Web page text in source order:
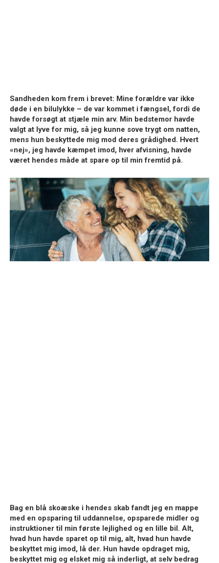
Sandheden kom frem i brevet: Mine forældre var ikke
døde i en bilulykke – de var kommet i fængsel, fordi de
havde forsøgt at stjæle min arv. Min bedstemor havde
valgt at lyve for mig, så jeg kunne sove trygt om natten,
mens hun beskyttede mig mod deres grådighed. Hvert
«nej», jeg havde kæmpet imod, hver afvisning, havde
været hendes måde at spare op til min fremtid på.
Bag en blå skoæske i hendes skab fandt jeg en mappe
med en opsparing til uddannelse, opsparede midler og
instruktioner til min første lejlighed og en lille bil. Alt,
hvad hun havde sparet op til mig, alt, hvad hun havde
beskyttet mig imod, lå der. Hun havde opdraget mig,
beskyttet mig og elsket mig så inderligt, at selv bedrag